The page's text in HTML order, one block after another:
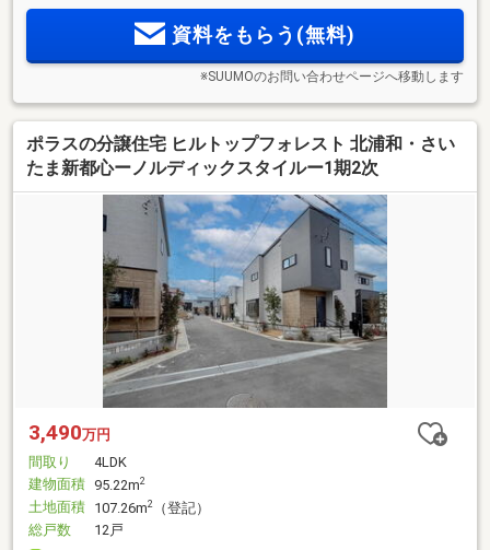
資料をもらう(無料)
※SUUMOのお問い合わせページへ移動します
ポラスの分譲住宅 ヒルトップフォレスト 北浦和・さい
たま新都心ーノルディックスタイルー1期2次
3,490万円
間取り
4LDK
建物面積 95.22m2
土地面積 107.26m2
（登記）
総戸数
12戸